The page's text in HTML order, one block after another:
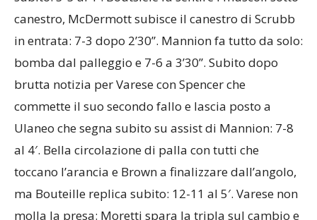
canestro, McDermott subisce il canestro di Scrubb
in entrata: 7-3 dopo 2’30”. Mannion fa tutto da solo:
bomba dal palleggio e 7-6 a 3’30”. Subito dopo
brutta notizia per Varese con Spencer che
commette il suo secondo fallo e lascia posto a
Ulaneo che segna subito su assist di Mannion: 7-8
al 4′. Bella circolazione di palla con tutti che
toccano l’arancia e Brown a finalizzare dall’angolo,
ma Bouteille replica subito: 12-11 al 5′. Varese non
molla la presa: Moretti spara la tripla sul cambio e